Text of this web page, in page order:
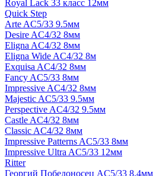
Royal Lack 33 класс 12мм
Quick Step
Arte AC5/33 9.5мм
Desire AC4/32 8мм
Eligna AC4/32 8мм
Eligna Wide AC4/32 8м
Exquisa AC4/32 8мм
Fancy AC5/33 8мм
Impressive AC4/32 8мм
Majestic AC5/33 9.5мм
Perspective AC4/32 9.5мм
Castle AC4/32 8мм
Classic AC4/32 8мм
Impressive Patterns AC5/33 8мм
Impressive Ultra AC5/33 12мм
Ritter
Георгий Победоносец AC5/33 8.4мм